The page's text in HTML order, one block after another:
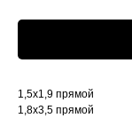
1,5х1,9 прямой
1,8х3,5 прямой